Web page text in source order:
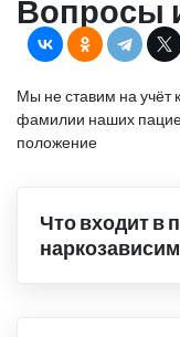
Вопросы
Мы не ставим на учёт
фамилии наших
положение
Что входит в